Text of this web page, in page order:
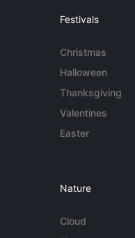
Festivals
Christmas
Halloween
Thanksgiving
Valentines
Easter
Nature
Cloud